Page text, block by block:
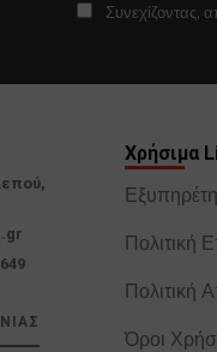
Συνεχίζοντας,
Χρήσιμα
Πολιτική
Πολιτική
Όροι